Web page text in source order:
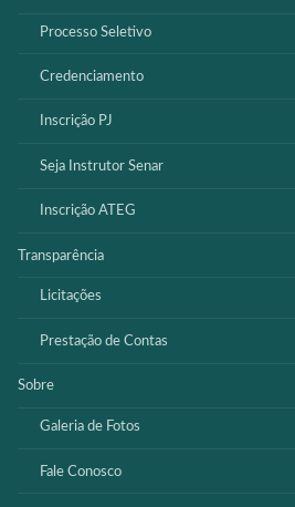
Processo Seletivo
Credenciamento
Inscrição PJ
Seja Instrutor Senar
Inscrição ATEG
Transparência
Licitações
Prestação de Contas
Sobre
Galeria de Fotos
Fale Conosco